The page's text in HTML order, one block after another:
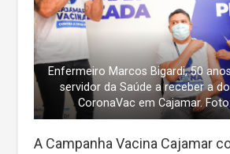
Enfermeiro Marcos Bigardi, 50
servidor da Saúde a receber a
CoronaVac em Cajamar.
A Campanha Vacina Cajamar